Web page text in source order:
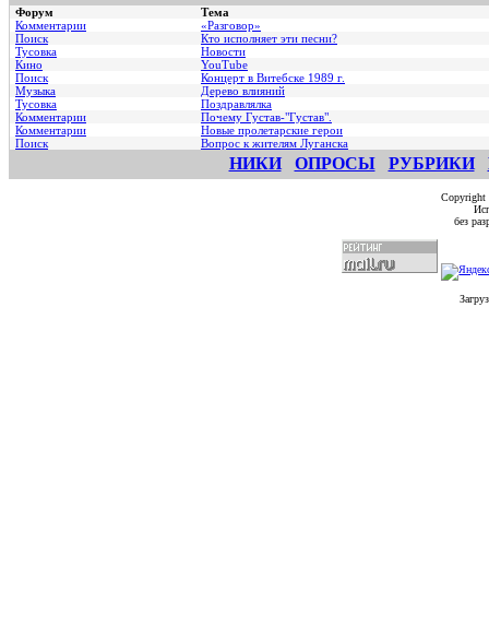
Форум
Тема
Комментарии
«Разговор»
Поиск
Кто исполняет эти песни?
Тусовка
Новости
Кино
YouTube
Поиск
Концерт в Витебске 1989 г.
Музыка
Дерево влияний
Тусовка
Поздравлялка
Комментарии
Почему Густав-"Густав".
Комментарии
Hовые пролетарские герои
Поиск
Вопрос к жителям Луганска
НИКИ ОПРОСЫ РУБРИКИ
без